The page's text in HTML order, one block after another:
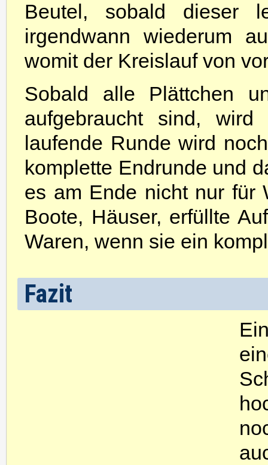
Beutel, sobald dieser
irgendwann wiederum
womit der Kreislauf von
Sobald alle Plättchen
aufgebraucht sind,
laufende Runde wird
komplette Endrunde und
es am Ende nicht nur für
Boote, Häuser, erfüllte
Waren, wenn sie ein
Fazit